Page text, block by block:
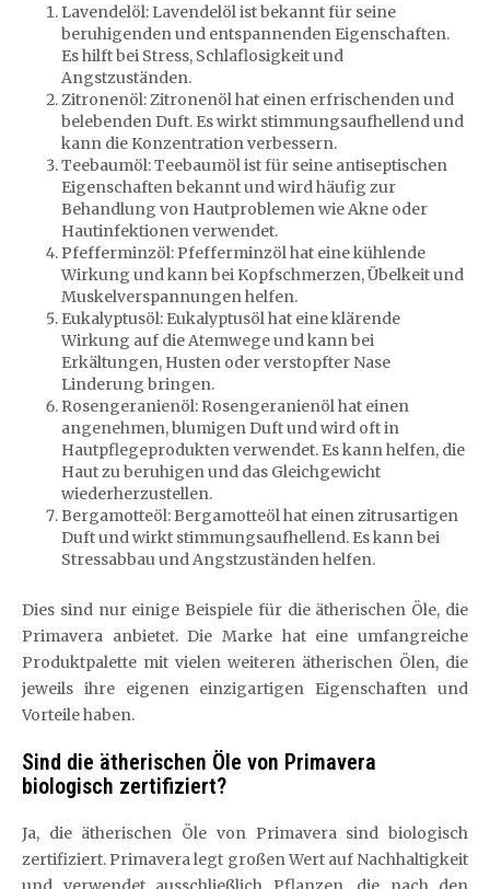
Lavendelöl: Lavendelöl ist bekannt für seine
beruhigenden und entspannenden Eigenschaften.
Es hilft bei Stress, Schlaflosigkeit und
Angstzuständen.
Zitronenöl: Zitronenöl hat einen erfrischenden und
belebenden Duft. Es wirkt stimmungsaufhellend und
kann die Konzentration verbessern.
Teebaumöl: Teebaumöl ist für seine antiseptischen
Eigenschaften bekannt und wird häufig zur
Behandlung von Hautproblemen wie Akne oder
Hautinfektionen verwendet.
Pfefferminzöl: Pfefferminzöl hat eine kühlende
Wirkung und kann bei Kopfschmerzen, Übelkeit und
Muskelverspannungen helfen.
Eukalyptusöl: Eukalyptusöl hat eine klärende
Wirkung auf die Atemwege und kann bei
Erkältungen, Husten oder verstopfter Nase
Linderung bringen.
Rosengeranienöl: Rosengeranienöl hat einen
angenehmen, blumigen Duft und wird oft in
Hautpflegeprodukten verwendet. Es kann helfen, die
Haut zu beruhigen und das Gleichgewicht
wiederherzustellen.
Bergamotteöl: Bergamotteöl hat einen zitrusartigen
Duft und wirkt stimmungsaufhellend. Es kann bei
Stressabbau und Angstzuständen helfen.
Dies sind nur einige Beispiele für die ätherischen Öle, die
Primavera anbietet. Die Marke hat eine umfangreiche
Produktpalette mit vielen weiteren ätherischen Ölen, die
jeweils ihre eigenen einzigartigen Eigenschaften und
Vorteile haben.
Sind die ätherischen Öle von Primavera
biologisch zertifiziert?
Ja, die ätherischen Öle von Primavera sind biologisch
zertifiziert. Primavera legt großen Wert auf Nachhaltigkeit